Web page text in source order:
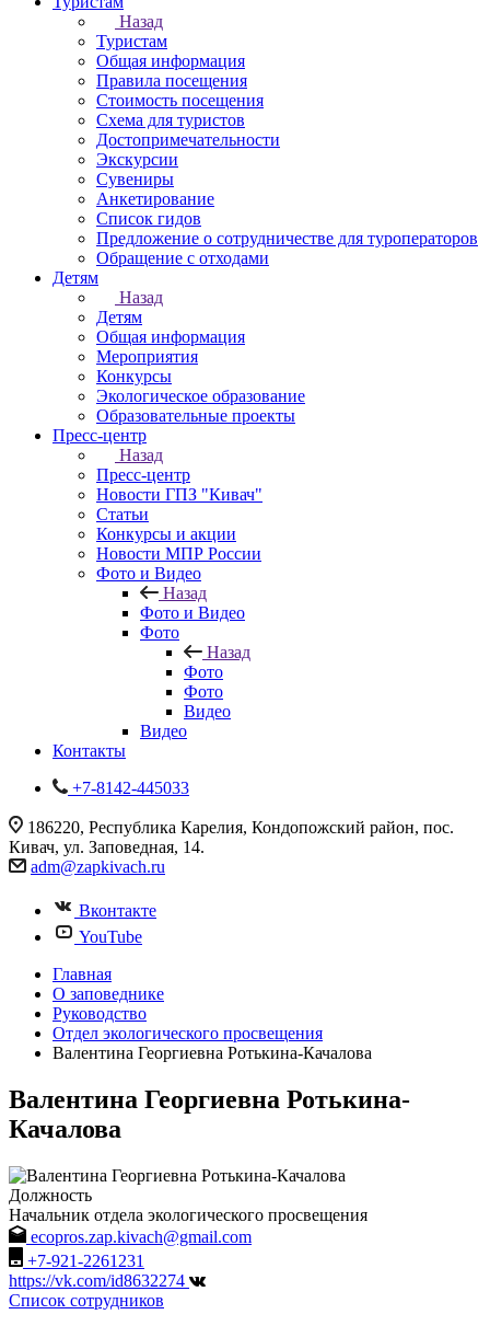
Назад
Туристам
Общая информация
Правила посещения
Стоимость посещения
Схема для туристов
Достопримечательности
Экскурсии
Сувениры
Анкетирование
Список гидов
Предложение о сотрудничестве для туроператоров
Обращение с отходами
Детям
Назад
Детям
Общая информация
Мероприятия
Конкурсы
Экологическое образование
Образовательные проекты
Пресс-центр
Назад
Пресс-центр
Новости ГПЗ "Кивач"
Статьи
Конкурсы и акции
Новости МПР России
Фото и Видео
Назад
Фото и Видео
Фото
Назад
Фото
Фото
Видео
Видео
Контакты
+7-8142-445033
186220, Республика Карелия, Кондопожский район, пос.
Кивач, ул. Заповедная, 14.
adm@zapkivach.ru
Вконтакте
YouTube
Главная
О заповеднике
Руководство
Отдел экологического просвещения
Валентина Георгиевна Ротькина-Качалова
Валентина Георгиевна Ротькина-
Качалова
Должность
Начальник отдела экологического просвещения
ecopros.zap.kivach@gmail.com
+7-921-2261231
https://vk.com/id8632274
Список сотрудников